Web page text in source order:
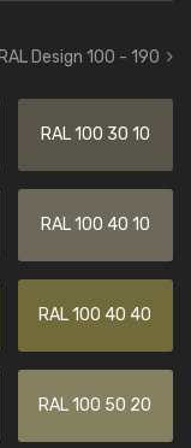
Design 100 - 190
RAL 100 30 10
RAL 100 40 10
RAL 100 40 40
RAL 100 50 20